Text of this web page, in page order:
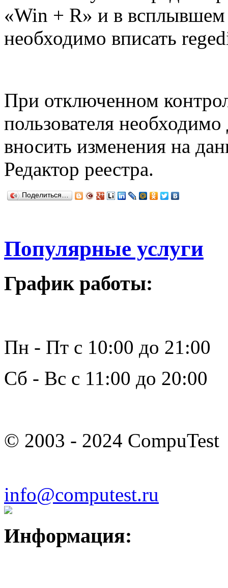
«Win + R» и в
необходимо вписать
При отключенном
пользователя
вносить изменения на
Редактор реестра.
Поделиться…
Популярные услуги
График работы:
Пн - Пт с 10:00 до 21:00
Сб - Вс с 11:00 до 20:00
© 2003 - 2024 CompuTest
info@computest.ru
Информация: